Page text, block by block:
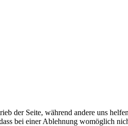
der Seite, während andere uns
bei einer Ablehnung womöglich